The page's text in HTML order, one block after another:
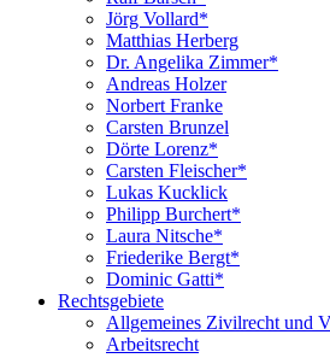
Jörg Vollard*
Matthias Herberg
Dr. Angelika Zimmer*
Andreas Holzer
Norbert Franke
Carsten Brunzel
Dörte Lorenz*
Carsten Fleischer*
Lukas Kucklick
Philipp Burchert*
Laura Nitsche*
Friederike Bergt*
Dominic Gatti*
Rechtsgebiete
Allgemeines Zivilrecht und
Arbeitsrecht